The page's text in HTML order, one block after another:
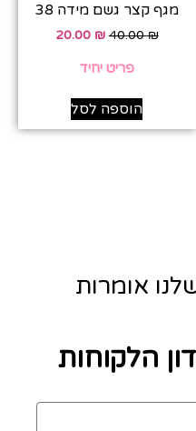
מגף קצר גשם מידה 38
40.00₪
20.00 ₪
פריט יחיד
הוספה לסל
אומרות
הלקוחות